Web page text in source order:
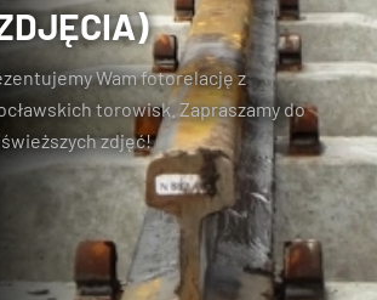
Wam fotorelację z
torowisk. Zapraszamy do
zdjęć!